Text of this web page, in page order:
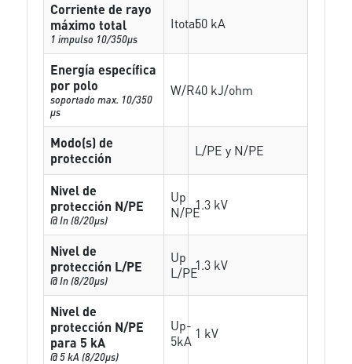
Corriente de rayo
máximo total
1 impulso 10/350µs
Itotal50 kA
Energía específica
por polo
soportado max. 10/350
µs
W/R40 kJ/ohm
Modo(s) de
protección
L/PE y N/PE
Nivel de
protección N/PE
@ In (8/20µs)
Up
N/PE1.3 kV
Nivel de
protección L/PE
@ In (8/20µs)
Up
L/PE1.3 kV
Nivel de
protección N/PE
para 5 kA
@ 5 kA (8/20µs)
Up-
5kA 1 kV